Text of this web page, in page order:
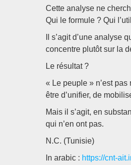
Cette analyse ne
Qui le formule ? Qui
Il s’agit d’une analyse
concentre plutôt sur la
Le résultat ?
« Le peuple » n’est
être d’unifier, de
Mais il s’agit, en
qui n’en ont pas.
N.C. (Tunisie)
In arabic : https://cnt-